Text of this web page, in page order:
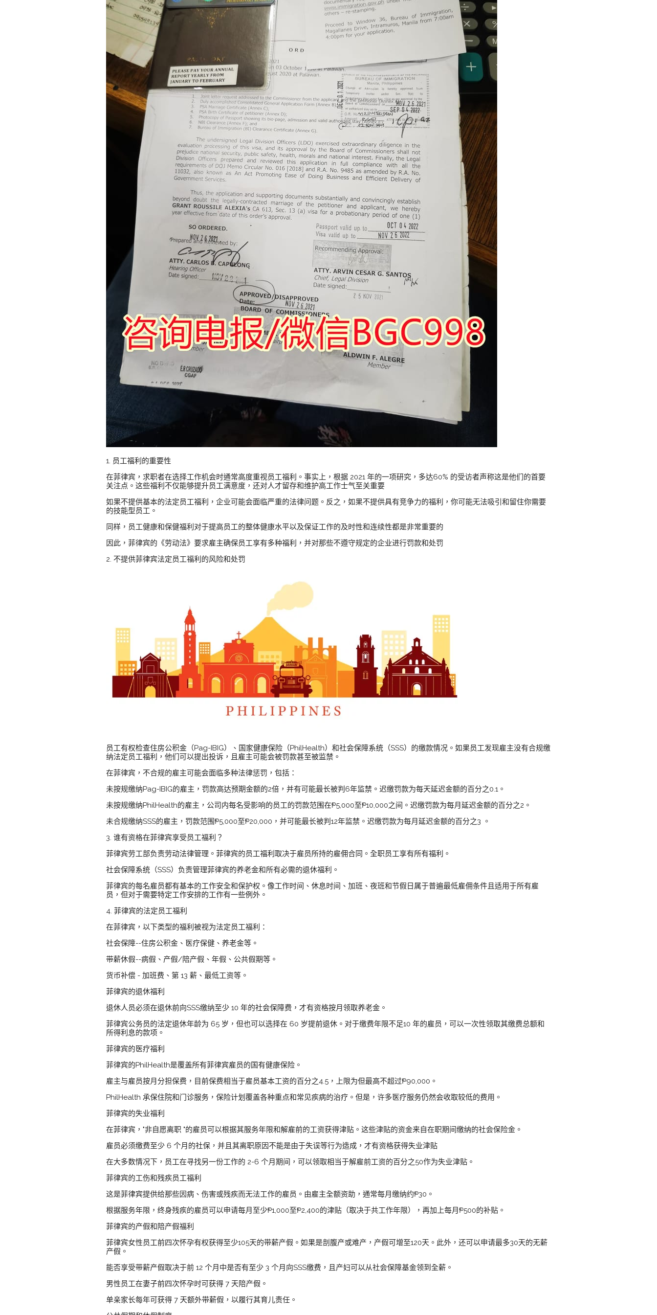
1. 员工福利的重要性
在菲律宾，求职者在选择工作机会时通常高度重视员工福利。事实上，根据 2021 年的一项研究，多达60% 的受访者声称这是他们的首要
关注点。这些福利不仅能够提升员工满意度，还对人才留存和维护高工作士气至关重要
如果不提供基本的法定员工福利，企业可能会面临严重的法律问题。反之，如果不提供具有竞争力的福利，你可能无法吸引和留住你需要
的技能型员工。
同样，员工健康和保健福利对于提高员工的整体健康水平以及保证工作的及时性和连续性都是非常重要的
因此，菲律宾的《劳动法》要求雇主确保员工享有多种福利，并对那些不遵守规定的企业进行罚款和处罚
2. 不提供菲律宾法定员工福利的风险和处罚
员工有权检查住房公积金（Pag-IBIG）、国家健康保险（PhilHealth）和社会保障系统（SSS）的缴款情况。如果员工发现雇主没有合规缴
纳法定员工福利，他们可以提出投诉，且雇主可能会被罚款甚至被监禁。
在菲律宾，不合规的雇主可能会面临多种法律惩罚，包括：
未按规缴纳Pag-IBIG的雇主，罚款高达预期金额的2倍，并有可能最长被判6年监禁。迟缴罚款为每天延迟金额的百分之0.1。
未按规缴纳PhilHealth的雇主，公司内每名受影响的员工的罚款范围在₱5,000至₱10,000之间。迟缴罚款为每月延迟金额的百分之2。
未合规缴纳SSS的雇主，罚款范围₱5,000至₱20,000，并可能最长被判12年监禁。迟缴罚款为每月延迟金额的百分之3 。
3. 谁有资格在菲律宾享受员工福利？
菲律宾劳工部负责劳动法律管理。菲律宾的员工福利取决于雇员所持的雇佣合同。全职员工享有所有福利。
社会保障系统（SSS）负责管理菲律宾的养老金和所有必需的退休福利。
菲律宾的每名雇员都有基本的工作安全和保护权。像工作时间、休息时间、加班、夜班和节假日属于普遍最低雇佣条件且适用于所有雇
员，但对于需要特定工作安排的工作有一些例外。
4. 菲律宾的法定员工福利
在菲律宾，以下类型的福利被视为法定员工福利：
社会保障--住房公积金、医疗保健、养老金等。
带薪休假--病假、产假/陪产假、年假、公共假期等。
货币补偿 - 加班费、第 13 薪、最低工资等。
菲律宾的退休福利
退休人员必须在退休前向SSS缴纳至少 10 年的社会保障费，才有资格按月领取养老金。
菲律宾公务员的法定退休年龄为 65 岁，但也可以选择在 60 岁提前退休。对于缴费年限不足10 年的雇员，可以一次性领取其缴费总额和
所得利息的款项。
菲律宾的医疗福利
菲律宾的PhilHealth是覆盖所有菲律宾雇员的国有健康保险。
雇主与雇员按月分担保费，目前保费相当于雇员基本工资的百分之4.5，上限为但最高不超过₱90,000。
PhilHealth 承保住院和门诊服务，保险计划覆盖各种重点和常见疾病的治疗。但是，许多医疗服务仍然会收取较低的费用。
菲律宾的失业福利
在菲律宾，"非自愿离职 "的雇员可以根据其服务年限和解雇前的工资获得津贴。这些津贴的资金来自在职期间缴纳的社会保险金。
雇员必须缴费至少 6 个月的社保，并且其离职原因不能是由于失误等行为造成，才有资格获得失业津贴
在大多数情况下，员工在寻找另一份工作的 2-6 个月期间，可以领取相当于解雇前工资的百分之50作为失业津贴。
菲律宾的工伤和残疾员工福利
这是菲律宾提供给那些因病、伤害或残疾而无法工作的雇员。由雇主全额资助，通常每月缴纳约₱30。
根据服务年限，终身残疾的雇员可以申请每月至少₱1,000至₱2,400的津贴（取决于共工作年限），再加上每月₱500的补贴。
菲律宾的产假和陪产假福利
菲律宾女性员工前四次怀孕有权获得至少105天的带薪产假。如果是剖腹产或难产，产假可增至120天。此外，还可以申请最多30天的无薪
产假。
能否享受带薪产假取决于前 12 个月中是否有至少 3 个月向SSS缴费，且产妇可以从社会保障基金领到全薪。
男性员工在妻子前四次怀孕时可获得 7 天陪产假。
单亲家长每年可获得 7 天额外带薪假，以履行其育儿责任。